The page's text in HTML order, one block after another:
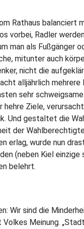
Rathaus balanciert
vorbei, Radler
man als Fußgänger
mitunter auch
nicht die
alljährlich mehrere
sehr
Ziele,
Und gestaltet die
der
erlag, wurde nun
(neben Kiel einzige
belehrt.
Wir sind die
Meinung.